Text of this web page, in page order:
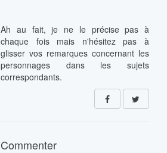
Ah au fait, je ne le précise pas à
chaque fois mais n'hésitez pas à
glisser vos remarques concernant les
personnages dans les sujets
correspondants.
Commenter